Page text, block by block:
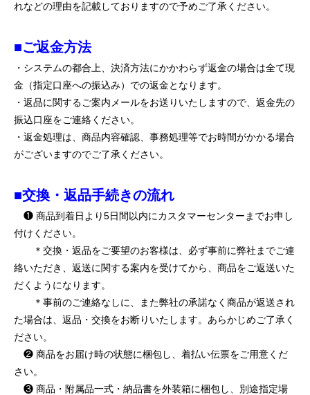
れなどの理由を記載しておりますので予めご了承ください。
■ご返金方法
・システムの都合上、決済方法にかかわらず返金の場合は全て現
金（指定口座への振込み）での返金となります。
・返品に関するご案内メールをお送りいたしますので、返金先の
振込口座をご連絡ください。
・返金処理は、商品内容確認、事務処理等でお時間がかかる場合
がございますのでご了承ください。
■交換・返品手続きの流れ
❶ 商品到着日より5日間以内にカスタマーセンターまでお申し
付けください。
＊交換・返品をご要望のお客様は、必ず事前に弊社までご連
絡いただき、返送に関する案内を受けてから、商品をご返送いた
だくようになります。
＊事前のご連絡なしに、また弊社の承諾なく商品が返送され
た場合は、返品・交換をお断りいたします。あらかじめご了承く
ださい。
❷ 商品をお届け時の状態に梱包し、着払い伝票をご用意くだ
さい。
❸ 商品・附属品一式・納品書を外装箱に梱包し、別途指定場